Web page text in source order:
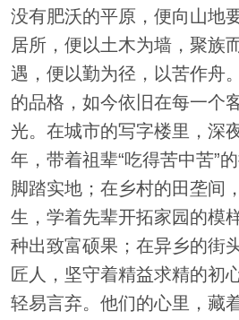
没有肥沃的平原，便向山地
居所，便以土木为墙，聚族
遇，便以勤为径，以苦作舟
的品格，如今依旧在每一个
光。在城市的写字楼里，深
年，带着祖辈“吃得苦中苦”
脚踏实地；在乡村的田垄间
生，学着先辈开拓家园的模
种出致富硕果；在异乡的街
匠人，坚守着精益求精的初
轻易言弃。他们的心里，藏